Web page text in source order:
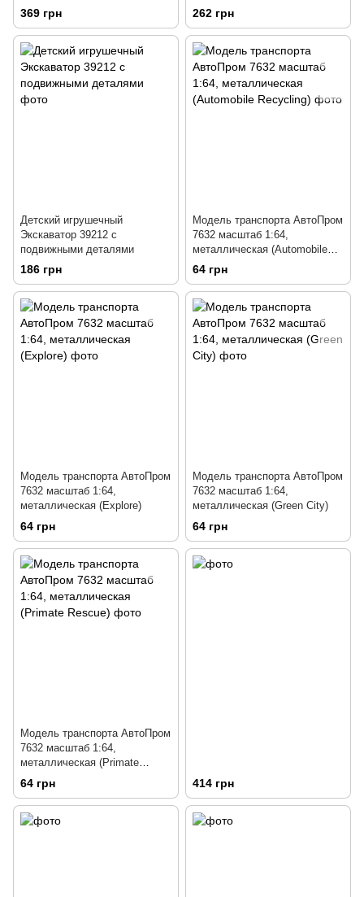
369 грн
бульдозер (Каток)
262 грн
Детский игрушечный
Экскаватор 39212 с
подвижными деталями
186 грн
Модель транспорта АвтоПром
7632 масштаб 1:64,
металлическая (Automobile
Recycling)
64 грн
Модель транспорта АвтоПром
7632 масштаб 1:64,
металлическая (Explore)
64 грн
Модель транспорта АвтоПром
7632 масштаб 1:64,
металлическая (Green City)
64 грн
Модель транспорта АвтоПром
7632 масштаб 1:64,
металлическая (Primate
Rescue)
64 грн 414 грн